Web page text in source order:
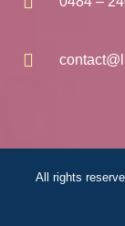
All rights